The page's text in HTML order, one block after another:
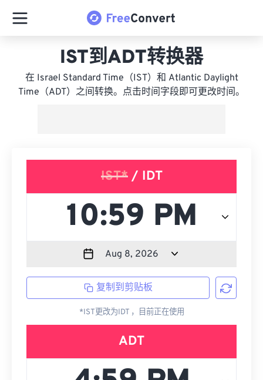
IST到ADT转换器
在 Israel Standard Time（IST）和 Atlantic Daylight
Time（ADT）之间转换。点击时间字段即可更改时间。
IST*/ IDT
复制到剪贴板
*IST更改为IDT ，目前正在使用
ADT